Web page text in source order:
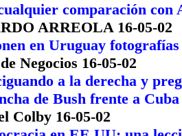
comparación con
ARREOLA 16-05-02
en Uruguay
Negocios 16-05-02
a la derecha y
de Bush frente a Cuba
Colby 16-05-02